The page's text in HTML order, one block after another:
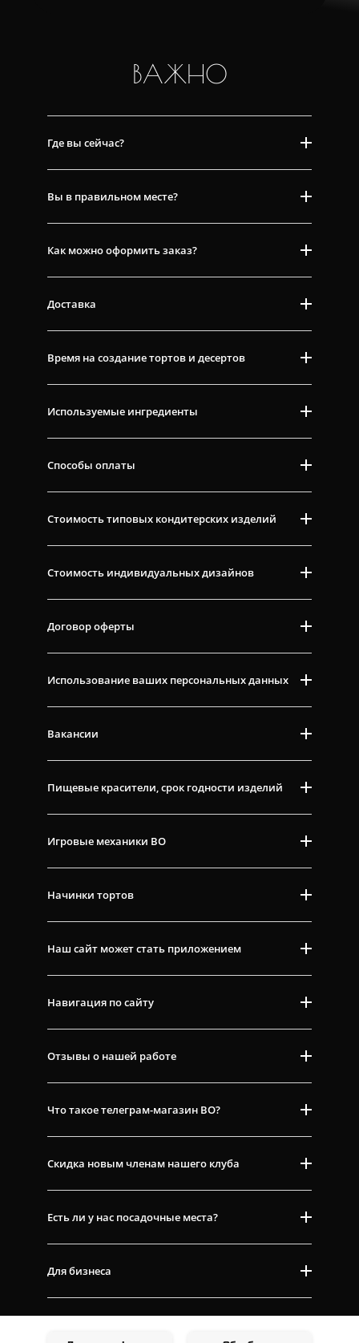
ВАЖНО
Где вы сейчас?
Вы в правильном месте?
Как можно оформить заказ?
Доставка
Время на создание тортов и десертов
Используемые ингредиенты
Способы оплаты
Стоимость типовых кондитерских изделий
Стоимость индивидуальных дизайнов
Договор оферты
Использование ваших персональных данных
Вакансии
Пищевые красители, срок годности изделий
Игровые механики ВО
Начинки тортов
Наш сайт может стать приложением
Навигация по сайту
Отзывы о нашей работе
Что такое телеграм-магазин ВО?
Скидка новым членам нашего клуба
Есть ли у нас посадочные места?
Для бизнеса